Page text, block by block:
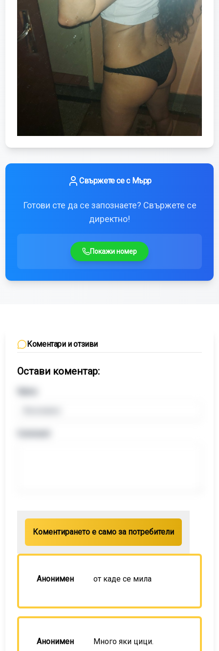
Свържете се с Мърр
Готови сте да се запознаете? Свържете се
директно!
Покажи номер
Коментари и отзиви
Остави коментар:
Коментирането е само за потребители
Анонимен от каде се мила
Анонимен Много яки цици.